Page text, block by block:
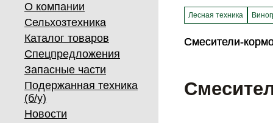
О компании
Сельхозтехника
Каталог товаров
Спецпредложения
Запасные части
Подержанная техника
(б/у)
Новости
Лесная техника
Смесители-
Смесители-